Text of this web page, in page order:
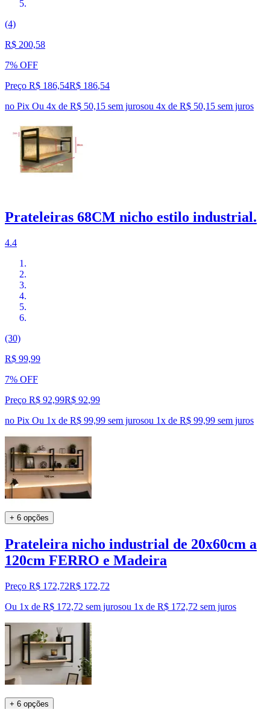
(4)
R$ 200,58
7% OFF
Preço R$ 186,54R$ 186,54
no Pix Ou 4x de R$ 50,15 sem jurosou 4x de R$ 50,15 sem juros
Prateleiras 68CM nicho estilo industrial.
4.4
(30)
R$ 99,99
7% OFF
Preço R$ 92,99R$ 92,99
no Pix Ou 1x de R$ 99,99 sem jurosou 1x de R$ 99,99 sem juros
+ 6 opções
Prateleira nicho industrial de 20x60cm a
120cm FERRO e Madeira
Preço R$ 172,72R$ 172,72
Ou 1x de R$ 172,72 sem jurosou 1x de R$ 172,72 sem juros
+ 6 opções